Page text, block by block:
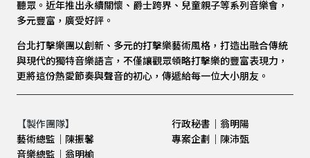
聽眾。近年推出永續關懷、爵士跨界、兒童親子等系列音樂會，
多元豐富，廣受好評。
台北打擊樂團以創新、多元的打擊樂藝術風格，打造出融合傳統
與現代的獨特音樂語言，不僅讓觀眾領略打擊樂的豐富表現力，
更將這份熱愛節奏與聲音的初心，傳遞給每一位大小朋友。
【製作團隊】
藝術總監｜陳振馨
音樂總監｜翁明榆
行政秘書｜翁明陽
專案企劃｜陳沛甄